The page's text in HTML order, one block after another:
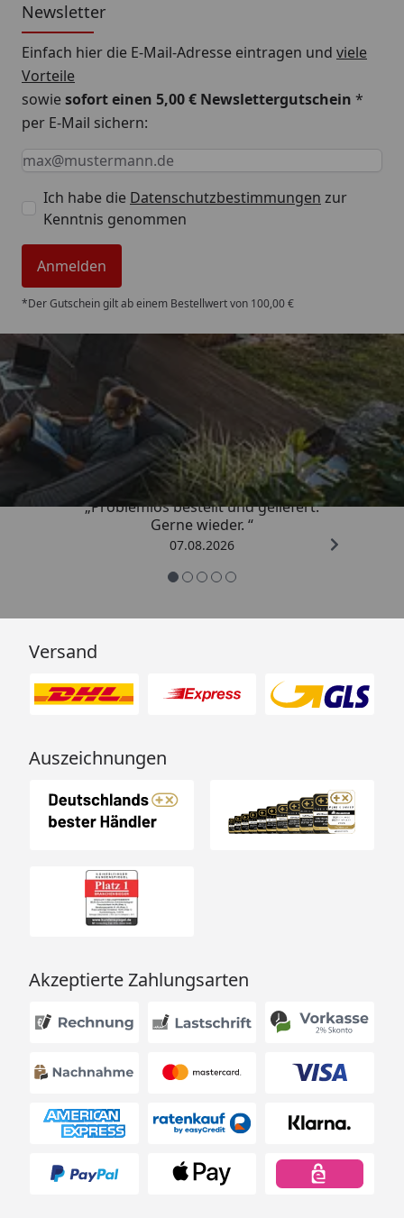
Newsletter
Einfach hier die E-Mail-Adresse eintragen und viele
Vorteile
sowiesofort einen 5,00 € Newslettergutschein *
per E-Mail sichern:
Keine Eingabe erforderlich
Eingabe erforderlich
E-Mail *
Ich habe die Datenschutzbestimmungen zur
Kenntnis genommen
Anmelden
*Der Gutschein gilt ab einem Bestellwert von 100,00 €
Trusted Shops
4,85/ 5
„Problemlos bestellt und geliefert.
Gerne wieder. “
07.08.2026
Versand
Auszeichnungen
Akzeptierte Zahlungsarten